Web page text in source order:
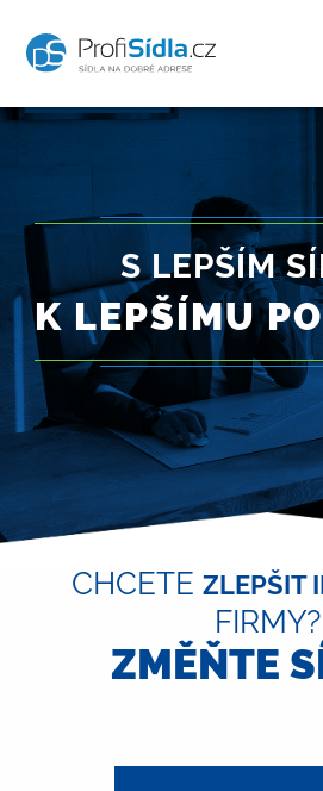
S LEPŠÍM
K LEPŠÍMU
CHCETE ZLEPŠIT
FIRMY?
ZMĚŇTE